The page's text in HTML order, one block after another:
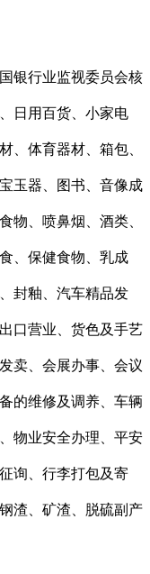
银行业监视委员会核
日用百货、小家电
、体育器材、箱包、
玉器、图书、音像成
物、喷鼻烟、酒类、
、保健食物、乳成
封釉、汽车精品发
口营业、货色及手艺
卖、会展办事、会议
的维修及调养、车辆
物业安全办理、平安
询、行李打包及寄
渣、矿渣、脱硫副产